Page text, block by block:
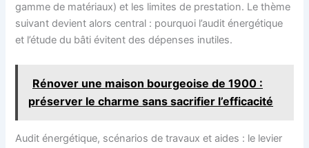
gamme de matériaux) et les limites de prestation. Le thème
suivant devient alors central : pourquoi l’audit énergétique
et l’étude du bâti évitent des dépenses inutiles.
Rénover une maison bourgeoise de 1900 :
préserver le charme sans sacrifier l’efficacité
Audit énergétique, scénarios de travaux et aides : le levier